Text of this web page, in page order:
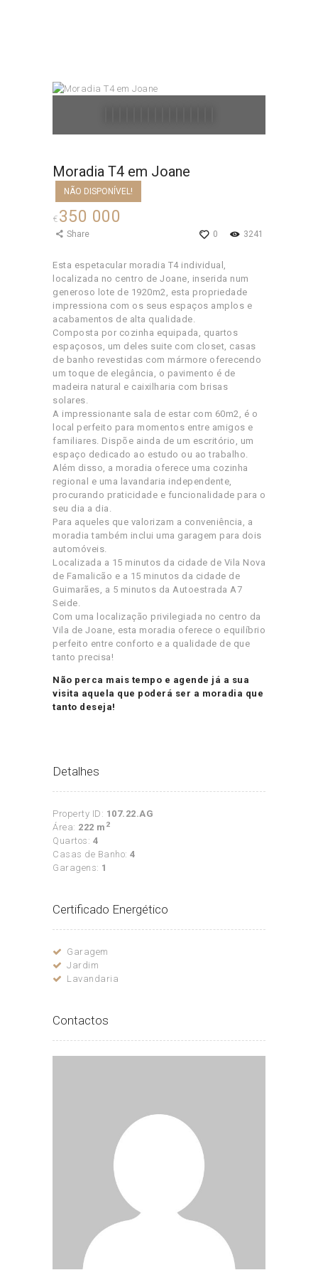
Moradia T4 em Joane
NÃO DISPONÍVEL!
€ 350 000
3241
0
Share
Esta espetacular moradia T4 individual,
localizada no centro de Joane, inserida num
generoso lote de 1920m2, esta propriedade
impressiona com os seus espaços amplos e
acabamentos de alta qualidade.
Composta por cozinha equipada, quartos
espaçosos, um deles suite com closet, casas
de banho revestidas com mármore oferecendo
um toque de elegância, o pavimento é de
madeira natural e caixilharia com brisas
solares.
A impressionante sala de estar com 60m2, é o
local perfeito para momentos entre amigos e
familiares. Dispõe ainda de um escritório, um
espaço dedicado ao estudo ou ao trabalho.
Além disso, a moradia oferece uma cozinha
regional e uma lavandaria independente,
procurando praticidade e funcionalidade para o
seu dia a dia.
Para aqueles que valorizam a conveniência, a
moradia também inclui uma garagem para dois
automóveis.
Localizada a 15 minutos da cidade de Vila Nova
de Famalicão e a 15 minutos da cidade de
Guimarães, a 5 minutos da Autoestrada A7
Seide.
Com uma localização privilegiada no centro da
Vila de Joane, esta moradia oferece o equilíbrio
perfeito entre conforto e a qualidade de que
tanto precisa!
Não perca mais tempo e agende já a sua
visita aquela que poderá ser a moradia que
tanto deseja!
Detalhes
Property ID: 107.22.AG
Área: 222 m 2
Quartos: 4
Casas de Banho: 4
Garagens: 1
Certificado Energético
Garagem
Jardim
Lavandaria
Contactos